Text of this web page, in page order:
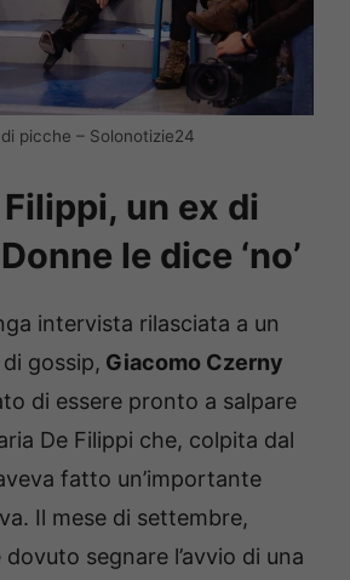
picche – Solonotizie24
un ex di
le dice ‘no’
intervista rilasciata a un
gossip, Giacomo Czerny
di essere pronto a salpare
De Filippi che, colpita dal
fatto un’importante
Il mese di settembre,
segnare l’avvio di una